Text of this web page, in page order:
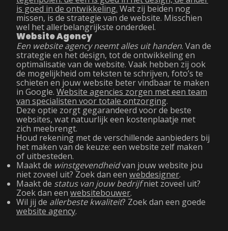
is goed in de ontwikkeling. Wat zij beiden nog
missen, is de strategie van de website. Misschien
wel het allerbelangrijkste onderdeel.
Website Agency
Een website agency neemt alles uit handen. Van de
strategie en het design, tot de ontwikkeling en
optimalisatie van de website. Vaak hebben zij ook
de mogelijkheid om teksten te schrijven, foto’s te
schieten en jouw website beter vindbaar te maken
in Google. Website agencies zorgen met een team
van specialisten voor totale ontzorging.
Deze optie zorgt gegarandeerd voor de beste
websites, wat natuurlijk een kostenplaatje met
zich meebrengt.
Houd rekening met de verschillende aanbieders bij
het maken van de keuze: een website zelf maken
of uitbesteden.
Maakt de winstgevendheidvan jouw website jou
niet zoveel uit? Zoek dan een webdesigner.
Maakt de status van jouw bedrijfniet zoveel uit?
Zoek dan een websitebouwer.
Wil jij de allerbeste kwaliteit? Zoek dan een goede
website agency.